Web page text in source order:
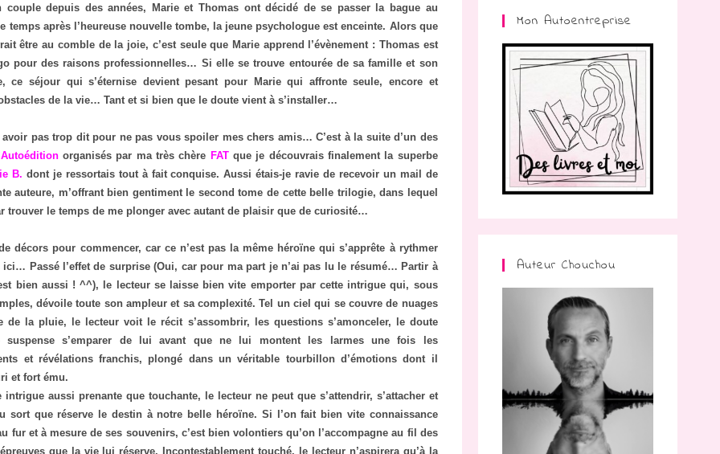
couple depuis des années, Marie et Thomas ont décidé de se passer la bague au
temps après l’heureuse nouvelle tombe, la jeune psychologue est enceinte. Alors que
être au comble de la joie, c’est seule que Marie apprend l’évènement : Thomas est
pour des raisons professionnelles… Si elle se trouve entourée de sa famille et son
ce séjour qui s’éternise devient pesant pour Marie qui affronte seule, encore et
de la vie… Tant et si bien que le doute vient à s’installer…
avoir pas trop dit pour ne pas vous spoiler mes chers amis… C’est à la suite d’un des
organisés par ma très chère FATque je découvrais finalement la superbe
B. dont je ressortais tout à fait conquise. Aussi étais-je ravie de recevoir un mail de
auteure, m’offrant bien gentiment le second tome de cette belle trilogie, dans lequel
trouver le temps de me plonger avec autant de plaisir que de curiosité…
décors pour commencer, car ce n’est pas la même héroïne qui s’apprête à rythmer
ici… Passé l’effet de surprise (Oui, car pour ma part je n’ai pas lu le résumé… Partir à
bien aussi ! ^^), le lecteur se laisse bien vite emporter par cette intrigue qui, sous
dévoile toute son ampleur et sa complexité. Tel un ciel qui se couvre de nuages
de la pluie, le lecteur voit le récit s’assombrir, les questions s’amonceler, le doute
suspense s’emparer de lui avant que ne lui montent les larmes une fois les
et révélations franchis, plongé dans un véritable tourbillon d’émotions dont il
et fort ému.
intrigue aussi prenante que touchante, le lecteur ne peut que s’attendrir, s’attacher et
sort que réserve le destin à notre belle héroïne. Si l’on fait bien vite connaissance
fur et à mesure de ses souvenirs, c’est bien volontiers qu’on l’accompagne au fil des
que la vie lui réserve. Incontestablement touché, le lecteur n’aspirera qu’à la
Mon Autoentreprise
Auteur Chouchou